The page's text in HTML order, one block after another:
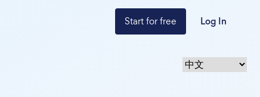
Start for free Log In